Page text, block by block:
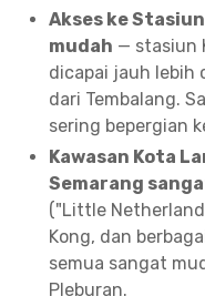
Akses ke
mudah — stasiun
dicapai jauh lebih
dari Tembalang.
sering bepergian
Kawasan Kota
Semarang
("Little
Kong, dan
semua sangat
Pleburan.